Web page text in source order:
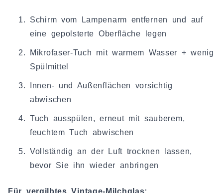
Schirm vom Lampenarm entfernen und auf
eine gepolsterte Oberfläche legen
Mikrofaser-Tuch mit warmem Wasser + wenig
Spülmittel
Innen- und Außenflächen vorsichtig
abwischen
Tuch ausspülen, erneut mit sauberem,
feuchtem Tuch abwischen
Vollständig an der Luft trocknen lassen,
bevor Sie ihn wieder anbringen